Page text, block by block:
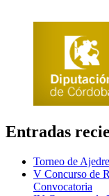
Entradas
Torneo de
V Concurso de
Convocatoria